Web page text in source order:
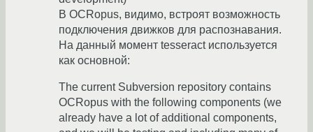
В OCRopus, видимо, встроят возможность
подключения движков для распознавания.
На данный момент tesseract используется
как основной:
The current Subversion repository contains
OCRopus with the following components (we
already have a lot of additional components,